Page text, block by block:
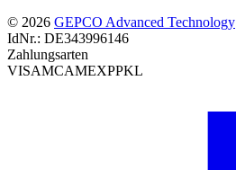
© 2026 GEPCO Advanced Technology
IdNr.: DE343996146
Zahlungsarten
VISAMCAMEXPPKL